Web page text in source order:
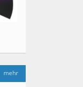
mehr